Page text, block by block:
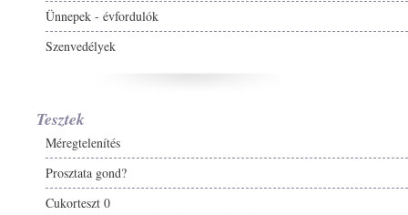
Ünnepek - évfordulók
Szenvedélyek
Tesztek
Méregtelenítés
Prosztata gond?
Cukorteszt 0